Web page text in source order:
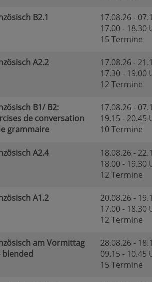
B2.1
17.08.26 -
17.00 - 18.30
15 Termine
A2.2
17.08.26 -
17.30 - 19.00
12 Termine
B1/ B2:
de conversation
grammaire
17.08.26 -
19.15 - 20.45
10 Termine
A2.4
18.08.26 -
18.00 - 19.30
12 Termine
A1.2
20.08.26 -
17.00 - 18.30
12 Termine
am Vormittag
blended
28.08.26 -
09.15 - 10.45
15 Termine